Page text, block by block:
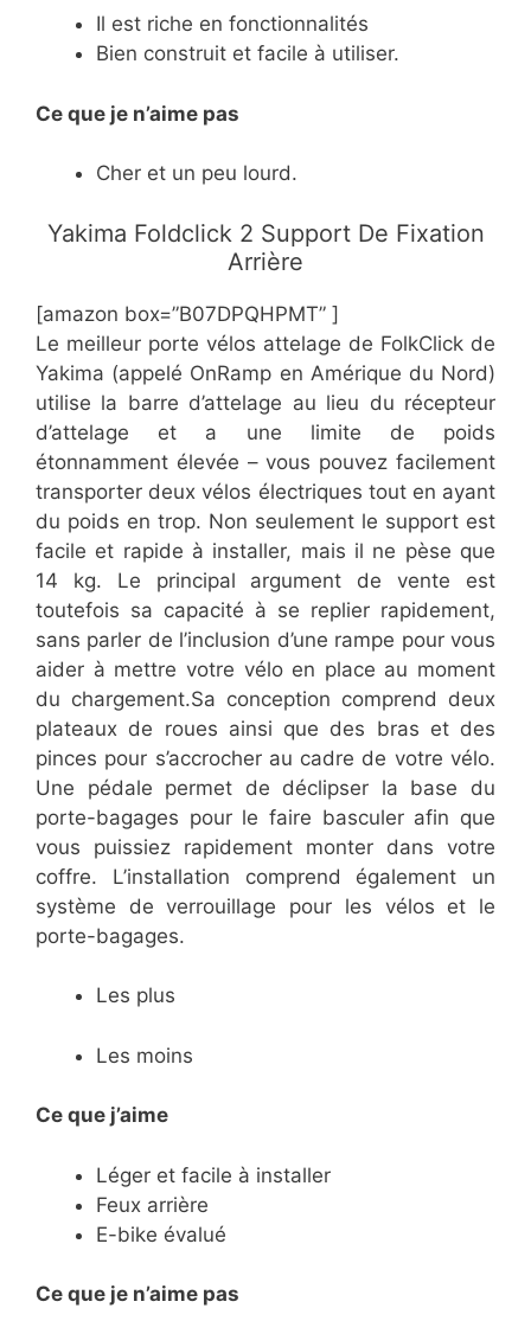
​Il est riche en fonctionnalités
​Bien construit et facile à utiliser.
Ce que je n’aime pas
​Cher et un peu lourd.
​Yakima Foldclick 2 Support De Fixation
Arrière
[amazon box=”​​B07DPQHPMT” ]
​Le meilleur porte vélos attelage de FolkClick de
Yakima (appelé OnRamp en Amérique du Nord)
utilise la barre d’attelage au lieu du récepteur
d’attelage et a une limite de poids
étonnamment élevée – vous pouvez facilement
transporter deux vélos électriques tout en ayant
du poids en trop. Non seulement le support est
facile et rapide à installer, mais il ne pèse que
14 kg. Le principal argument de vente est
toutefois sa capacité à se replier rapidement,
sans parler de l’inclusion d’une rampe pour vous
aider à mettre votre vélo en place au moment
du chargement.Sa conception comprend deux
plateaux de roues ainsi que des bras et des
pinces pour s’accrocher au cadre de votre vélo.
Une pédale permet de déclipser la base du
porte-bagages pour le faire basculer afin que
vous puissiez rapidement monter dans votre
coffre. L’installation comprend également un
système de verrouillage pour les vélos et le
porte-bagages.
Les plus
Les moins
Ce que j’aime
​Léger et facile à installer
​Feux arrière
​E-bike évalué
Ce que je n’aime pas